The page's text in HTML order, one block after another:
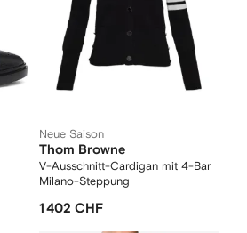
Neue Saison
Thom Browne
V-Ausschnitt-Cardigan mit 4-Bar
Milano-Steppung
1 402 CHF